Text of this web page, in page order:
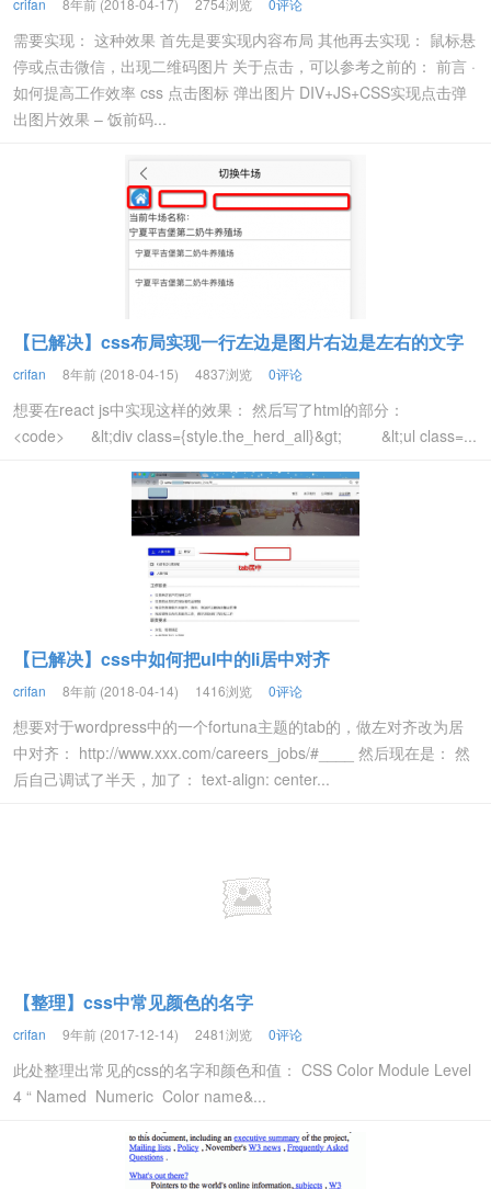
crifan 8年前 (2018-04-17) 2754浏览 0评论
需要实现： 这种效果 首先是要实现内容布局 其他再去实现： 鼠标悬
停或点击微信，出现二维码图片 关于点击，可以参考之前的： 前言 ·
如何提高工作效率 css 点击图标 弹出图片 DIV+JS+CSS实现点击弹
出图片效果 – 饭前码...
【已解决】css布局实现一行左边是图片右边是左右的文字
crifan 8年前 (2018-04-15) 4837浏览 0评论
想要在react js中实现这样的效果： 然后写了html的部分：
<code> &lt;div class={style.the_herd_all}&gt; &lt;ul class=...
【已解决】css中如何把ul中的li居中对齐
crifan 8年前 (2018-04-14) 1416浏览 0评论
想要对于wordpress中的一个fortuna主题的tab的，做左对齐改为居
中对齐： http://www.xxx.com/careers_jobs/#____ 然后现在是： 然
后自己调试了半天，加了： text-align: center...
【整理】css中常见颜色的名字
crifan 9年前 (2017-12-14) 2481浏览 0评论
此处整理出常见的css的名字和颜色和值： CSS Color Module Level
4 “ Named Numeric Color name&...